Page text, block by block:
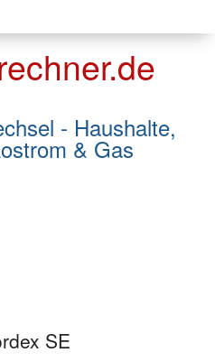
- Haushalte,
& Gas
SE